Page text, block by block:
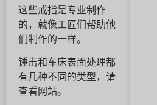
这些戒指是专业制作
的，就像工匠们帮助他
们制作的一样。
锤击和车床表面处理都
有几种不同的类型，请
查看网站。